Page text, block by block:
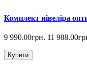
Комплект нівеліра
9 990.00грн. 11
Купити